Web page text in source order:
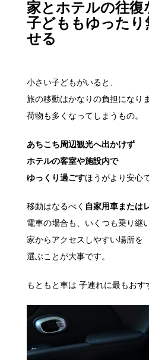
家とホテルの往復
子どももゆったり
せる
小さい子どもがいると、
旅の移動はかなりの負担になり
荷物も多くなってしまうもの。
あちこち周辺観光へ出かけず
ホテルの客室や施設内で
ゆっくり過ごすほうがより安心で
移動はなるべく 自家用車または
電車の場合も、いくつも乗り継
家からアクセスしやすい場所を
選ぶことが大事です。
もともと車は 子連れに最もおす